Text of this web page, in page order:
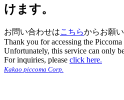
けます。
お問い合わせはこちらからお願
Thank you for accessing the Piccoma
Unfortunately, this service can only
For inquiries, please click here.
Kakao piccoma Corp.